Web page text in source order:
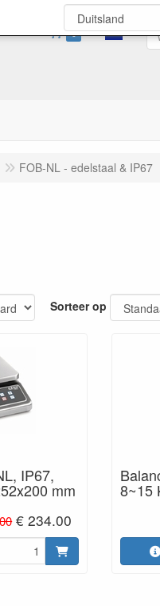
0
FOB-NL - edelstaal & IP67
Sorteer op
IP67,
mm
€ 234.00
8~15